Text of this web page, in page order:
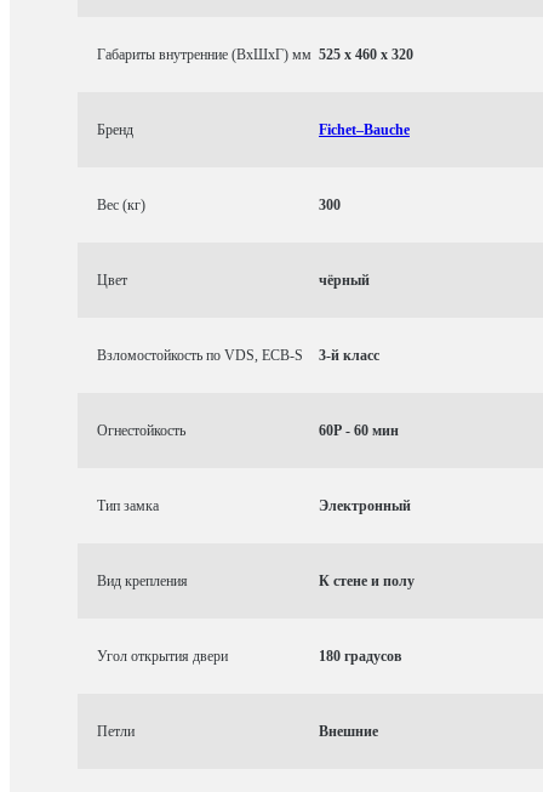
Габариты внутренние (ВхШхГ) мм 525 x 460 x 320
Бренд Fichet–Bauche
Вес (кг) 300
Цвет чёрный
Взломостойкость по VDS, ECB-S 3-й класс
Огнестойкость 60P - 60 мин
Тип замка Электронный
Вид крепления К стене и полу
Угол открытия двери 180 градусов
Петли Внешние